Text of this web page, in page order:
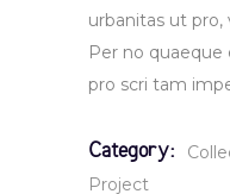
urbanitas ut
Per no quaeque
pro scri tam
Category:
Project